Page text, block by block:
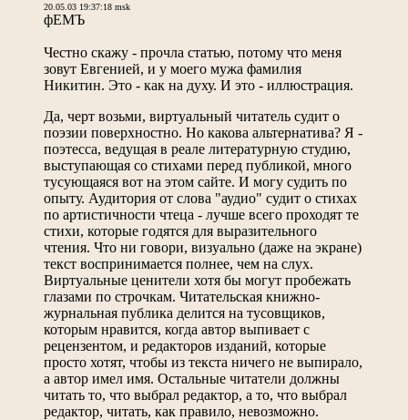
20.05.03 19:37:18 msk
фЕМЪ
Честно скажу - прочла статью, потому что меня
зовут Евгенией, и у моего мужа фамилия
Никитин. Это - как на духу. И это - иллюстрация.
Да, черт возьми, виртуальный читатель судит о
поэзии поверхностно. Но какова альтернатива? Я -
поэтесса, ведущая в реале литературную студию,
выступающая со стихами перед публикой, много
тусующаяся вот на этом сайте. И могу судить по
опыту. Аудитория от слова "аудио" судит о стихах
по артистичности чтеца - лучше всего проходят те
стихи, которые годятся для выразительного
чтения. Что ни говори, визуально (даже на экране)
текст воспринимается полнее, чем на слух.
Виртуальные ценители хотя бы могут пробежать
глазами по строчкам. Читательская книжно-
журнальная публика делится на тусовщиков,
которым нравится, когда автор выпивает с
рецензентом, и редакторов изданий, которые
просто хотят, чтобы из текста ничего не выпирало,
а автор имел имя. Остальные читатели должны
читать то, что выбрал редактор, а то, что выбрал
редактор, читать, как правило, невозможно.